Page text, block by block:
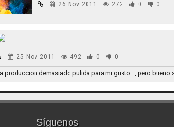
26 Nov 2011 272 0 0
25 Nov 2011 492 0 0
la produccion demasiado pulida para mi gusto..., pero bueno
Síguenos